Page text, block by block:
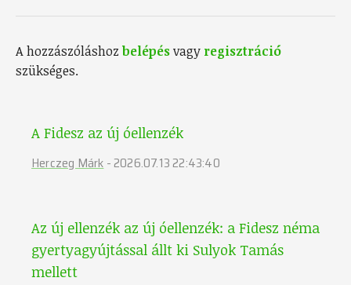
A hozzászóláshoz belépésvagy regisztráció
szükséges.
A Fidesz az új óellenzék
Herczeg Márk- 2026.07.13 22:43:40
Az új ellenzék az új óellenzék: a Fidesz néma
gyertyagyújtással állt ki Sulyok Tamás
mellett